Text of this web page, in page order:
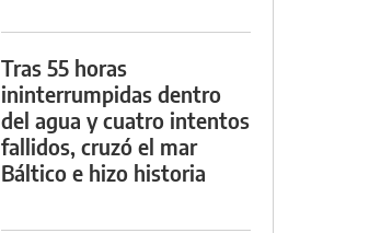
Tras 55 horas
ininterrumpidas dentro
del agua y cuatro intentos
fallidos, cruzó el mar
Báltico e hizo historia